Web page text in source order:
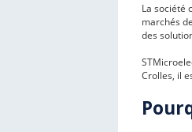
La société
marchés
des
Crolles, il